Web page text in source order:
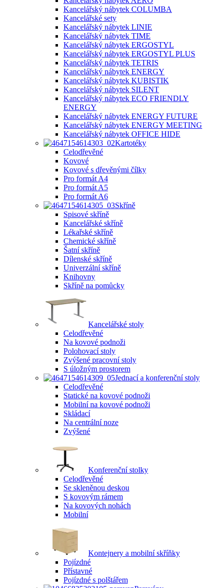
Kancelářský nábytek COLUMBA
Kancelářské sety
Kancelářský nábytek LINIE
Kancelářský nábytek TIME
Kancelářský nábytek ERGOSTYL
Kancelářský nábytek ERGOSTYL PLUS
Kancelářský nábytek TETRIS
Kancelářský nábytek ENERGY
Kancelářský nábytek KUBISTIK
Kancelářský nábytek SILENT
Kancelářský nábytek ECO FRIENDLY
ENERGY
Kancelářský nábytek ENERGY FUTURE
Kancelářský nábytek ENERGY MEETING
Kancelářský nábytek OFFICE HIDE
Kartotéky
Celodřevěné
Kovové
Kovové s dřevěnými čílky
Pro formát A4
Pro formát A5
Pro formát A6
Skříně
Spisové skříně
Kancelářské skříně
Lékařské skříně
Chemické skříně
Šatní skříně
Dílenské skříně
Univerzální skříně
Knihovny
Skříně na pomůcky
Kancelářské stoly
Celodřevěné
Na kovové podnoži
Polohovací stoly
Zvýšené pracovní stoly
S úložným prostorem
Jednací a konferenční stoly
Celodřevěné
Statické na kovové podnoži
Mobilní na kovové podnoži
Skládací
Na centrální noze
Zvýšené
Konferenční stolky
Celodřevěné
Se skleněnou deskou
S kovovým rámem
Na kovových nohách
Mobilní
Kontejnery a mobilní skříňky
Pojízdné
Přístavné
Pojízdné s polštářem